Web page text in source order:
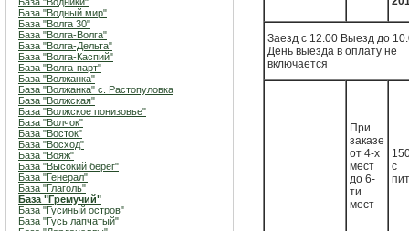
База "Водный мир"
База "Волга 30"
База "Волга-Волга"
База "Волга-Дельта"
База "Волга-Каспий"
База "Волга-парт"
База "Волжанка"
База "Волжанка" с. Растопуловка
База "Волжская"
База "Волжское понизовье"
База "Волчок"
База "Восток"
База "Восход"
База "Вояж"
База "Высокий берег"
База "Генерал"
База "Глаголь"
База "Гремучий"
База "Гусиный остров"
База "Гусь лапчатый"
Заезд с 12.00 Выезд до
День выезда в оплату не
включается
При
заказе
от 4-х
мест
до 6-
ти
мест
с